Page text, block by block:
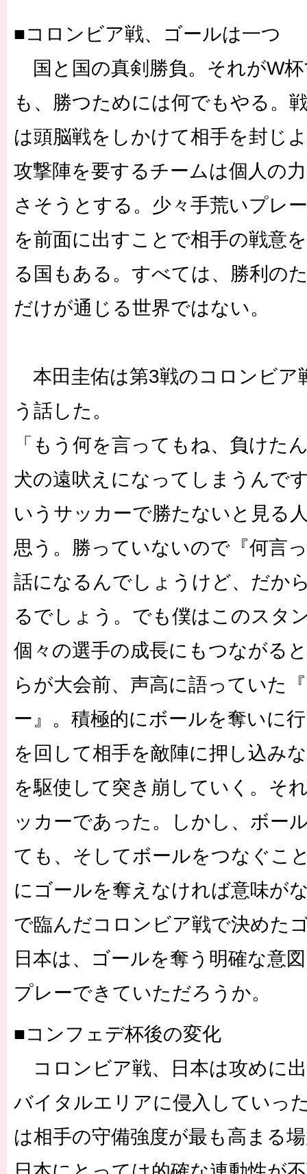
■コロンビア戦、ゴールは一つ
国と国の真剣勝負。それがW
も、勝つためには何でもやる。
は頭脳戦をしかけて相手を封じ
攻撃陣を要するチームは個人の
さそうとする。少々手荒いプレ
を前面に出すことで相手の戦意
る国もある。すべては、勝利の
だけが通じる世界ではない。
本田圭佑は第3戦のコロンビア
う話した。
「もう何を言ってもね、負けた
犬の遠吠えになってしまうんで
いうサッカーで勝たないと見る
思う。勝っていないので『何言
話になるんでしょうけど、だか
るでしょう。でも僕はこのスタ
個々の選手の成長にもつながる
らが大会前、声高に語っていた
ー』。積極的にボールを奪いに
を回して相手を敵陣に押し込み
を駆使して突き崩していく。そ
ッカーであった。しかし、ボー
ても、そしてボールをつなぐこ
にゴールを奪えなければ意味が
で臨んだコロンビア戦で決めた
日本は、ゴールを奪う明確な意
プレーできていただろうか。
■コンフェデ杯後の変化
コロンビア戦、日本は攻めに
バイタルエリアに侵入していっ
は相手の守備強度が最も高まる